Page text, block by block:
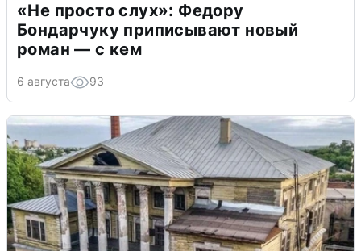
«Не просто слух»: Федору
Бондарчуку приписывают новый
роман — с кем
6 августа 93